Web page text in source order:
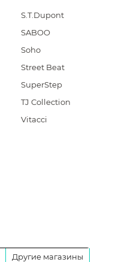
S.T.Dupont
SABOO
Soho
Street Beat
SuperStep
TJ Collection
Vitacci
Другие магазины